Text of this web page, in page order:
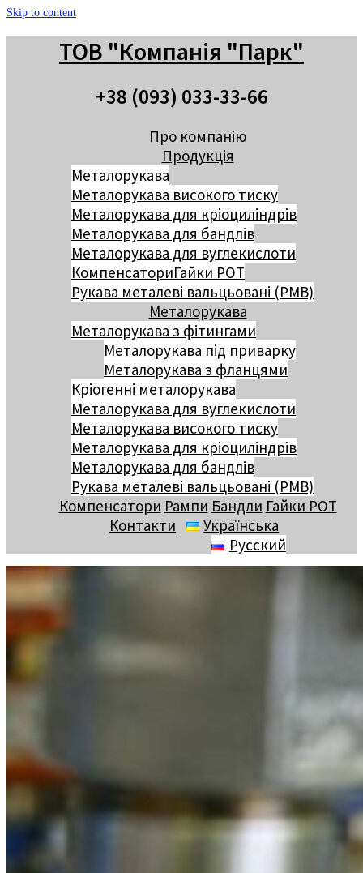
Skip to content
ТОВ "Компанія "Парк"
+38 (093) 033-33-66
Про компанію
Продукція
Металорукава
Металорукава високого тиску
Металорукава для кріоциліндрів
Металорукава для бандлів
Металорукава для вуглекислоти
КомпенсаториГайки РОТ
Рукава металеві вальцьовані (РМВ)
Металорукава
Металорукава з фітингами
Металорукава під приварку
Металорукава з фланцями
Кріогенні металорукава
Металорукава для вуглекислоти
Металорукава високого тиску
Металорукава для кріоциліндрів
Металорукава для бандлів
Рукава металеві вальцьовані (РМВ)
Компенсатори Рампи Бандли Гайки РОТ
Контакти
Українська
Русский